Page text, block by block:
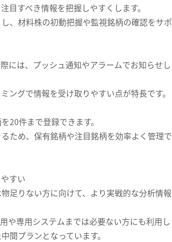
目すべき情報を把握しやすくします。
、材料株の初動把握や監視銘柄の確認をサポ
には、プッシュ通知やアラームでお知らせし
ングで情報を受け取りやすい点が特長です。
20件まで登録できます。
ため、保有銘柄や注目銘柄を効率よく管理で
すい
足りない方に向けて、より実戦的な分析情報
や専用システムまでは必要ない方にも利用し
間プランとなっています。